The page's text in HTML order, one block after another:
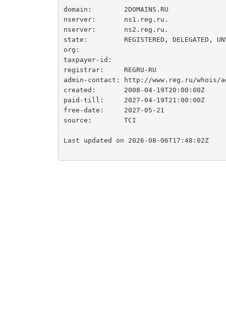
domain:        2DOMAINS.RU
nserver:       ns1.reg.ru.
nserver:       ns2.reg.ru.
state:         REGISTERED, DELEGATED,
org:
taxpayer-id:
registrar:     REGRU-RU
admin-contact: http://www.reg.ru/whois/
created:       2008-04-19T20:00:00Z
paid-till:     2027-04-19T21:00:00Z
free-date:     2027-05-21
source:        TCI
Last updated on 2026-08-06T17:48:02Z